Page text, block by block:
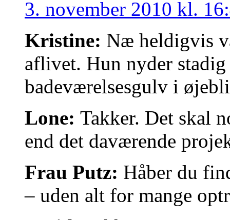
3. november 2010 kl.
Kristine: Næ heldigvis
aflivet. Hun nyder
badeværelsesgulv i
Lone: Takker. Det skal
end det daværende
Frau Putz: Håber du
– uden alt for mange